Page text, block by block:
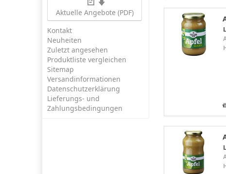
Aktuelle Angebote (PDF)
Kontakt
Neuheiten
Zuletzt angesehen
Produktliste vergleichen
Sitemap
Versandinformationen
Datenschutzerklärung
Lieferungs- und
Zahlungsbedingungen